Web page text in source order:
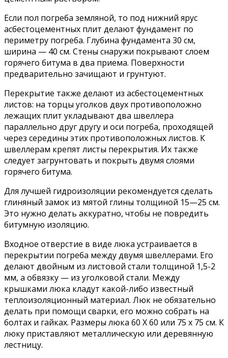
Если пол погреба земляной, то под нижний ярус
асбестоцементных плит делают фундамент по
периметру погреба. Глубина фундамента 30 см,
ширина — 40 см. Стены снаружи покрывают слоем
горячего битума в два приема. Поверхности
предварительно зачищают и грунтуют.
Перекрытие также делают из асбестоцементных
листов: на торцы уголков двух противоположно
лежащих плит укладывают два швеллера
параллельно друг другу и оси погреба, проходящей
через середины этих противоположных листов. К
швеллерам крепят листы перекрытия. Их также
следует загрунтовать и покрыть двумя слоями
горячего битума.
Для лучшей гидроизоляции рекомендуется сделать
глиняный замок из мятой глины толщиной 15—25 см.
Это нужно делать аккуратно, чтобы не повредить
битумную изоляцию.
Входное отверстие в виде люка устраивается в
перекрытии погреба между двумя швеллерами. Его
делают двойным из листовой стали толщиной 1,5-2
мм, а обвязку — из уголковой стали. Между
крышками люка кладут какой-либо известный
теплоизоляционный материал. Люк не обязательно
делать при помощи сварки, его можно собрать на
болтах и гайках. Размеры люка 60 X 60 или 75 х 75 см. К
люку приставляют металлическую или деревянную
лестницу.